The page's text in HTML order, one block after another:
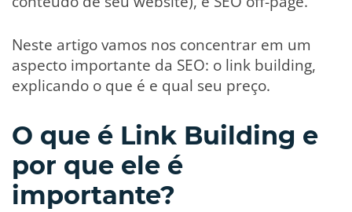
Neste artigo vamos nos concentrar em um
aspecto importante da SEO: o link building,
explicando o que é e qual seu preço.
O que é Link Building e
por que ele é
importante?